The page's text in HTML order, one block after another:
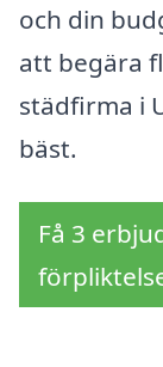
och din
att begära
städfirma i
bäst.
Få 3